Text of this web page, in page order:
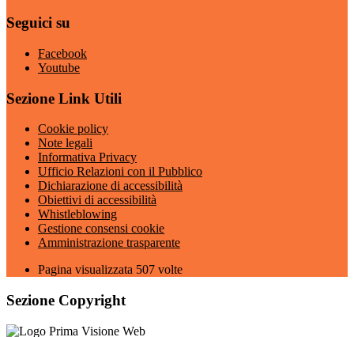
Seguici su
Facebook
Youtube
Sezione Link Utili
Cookie policy
Note legali
Informativa Privacy
Ufficio Relazioni con il Pubblico
Dichiarazione di accessibilità
Obiettivi di accessibilità
Whistleblowing
Gestione consensi cookie
Amministrazione trasparente
Pagina visualizzata 507 volte
Sezione Copyright